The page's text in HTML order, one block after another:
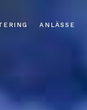
ANLÄSSE